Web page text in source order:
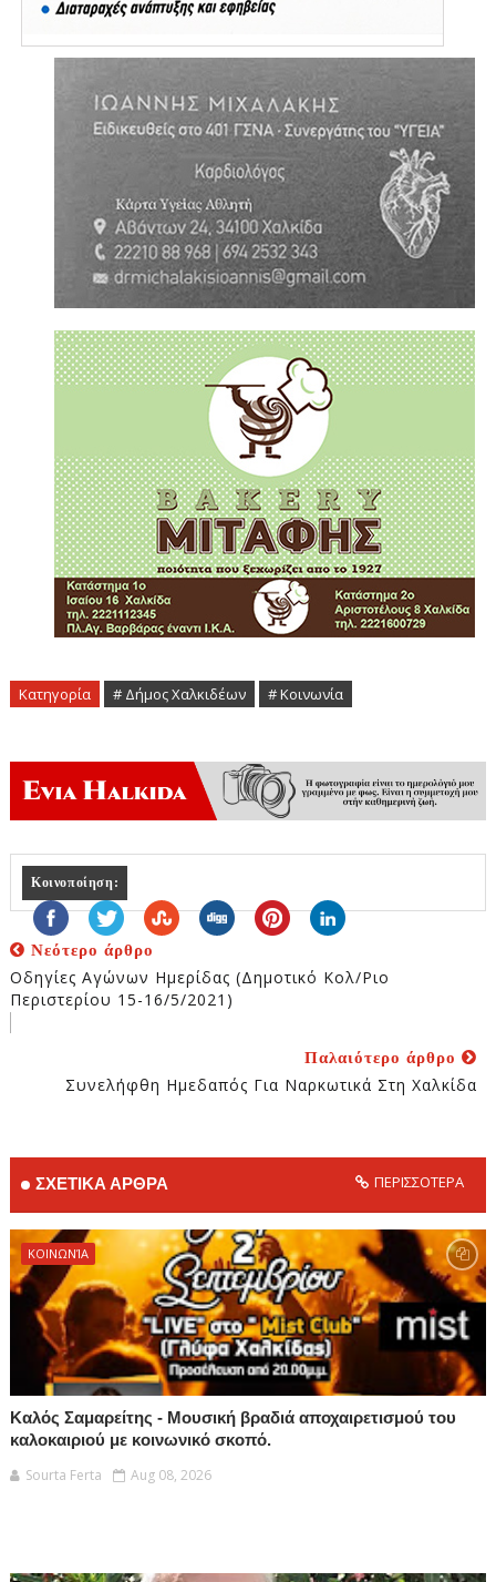
Κατηγορία # Δήμος Χαλκιδέων # Κοινωνία
Κοινοποίηση:
Νεότερο άρθρο
Οδηγίες Αγώνων Ημερίδας (Δημοτικό Κολ/ριο
Περιστερίου 15-16/5/2021)
Παλαιότερο άρθρο
Συνελήφθη Ημεδαπός Για Ναρκωτικά Στη Χαλκίδα
ΣΧΕΤΙΚΑ ΑΡΘΡΑ ΠΕΡΙΣΣΟΤΕΡΑ
ΚΟΙΝΩΝΊΑ
Καλός Σαμαρείτης - Μουσική βραδιά αποχαιρετισμού του
καλοκαιριού με κοινωνικό σκοπό.
Sourta Ferta
Aug 08, 2026